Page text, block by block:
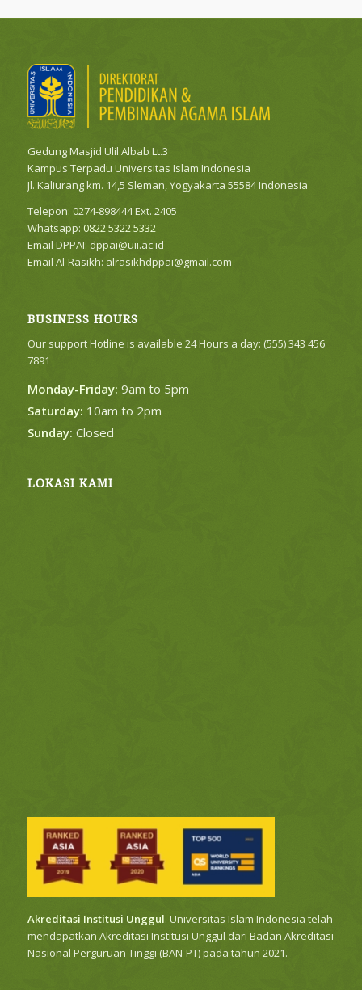
Gedung Masjid Ulil Albab Lt.3
Kampus Terpadu Universitas Islam Indonesia
Jl. Kaliurang km. 14,5 Sleman, Yogyakarta 55584 Indonesia
Telepon: 0274-898444 Ext. 2405
Whatsapp: 0822 5322 5332
Email DPPAI: dppai@uii.ac.id
Email Al-Rasikh: alrasikhdppai@gmail.com
BUSINESS HOURS
Our support Hotline is available 24 Hours a day: (555) 343 456
7891
Monday-Friday: 9am to 5pm
Saturday: 10am to 2pm
Sunday: Closed
LOKASI KAMI
Akreditasi Institusi Unggul. Universitas Islam Indonesia telah
mendapatkan Akreditasi Institusi Unggul dari Badan Akreditasi
Nasional Perguruan Tinggi (BAN-PT) pada tahun 2021.